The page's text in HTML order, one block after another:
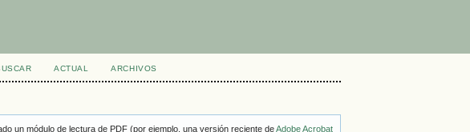
ACTUAL ARCHIVOS
un módulo de lectura de PDF (por ejemplo, una versión reciente deAdobe Acrobat